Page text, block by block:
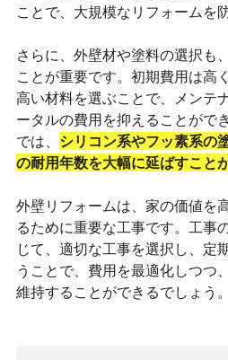
ことで、大規模なリフォームを
さらに、外壁材や塗料の選択も
ことが重要です。初期費用は高
高い材料を選ぶことで、メンテ
ータルの費用を抑えることがで
では、 シリコン系やフッ素系の
の耐用年数を大幅に延ばすこと
外壁リフォームは、家の価値を
るために重要な工事です。工事
じて、適切な工事を選択し、定
うことで、費用を最適化しつつ
維持することができるでしょう。